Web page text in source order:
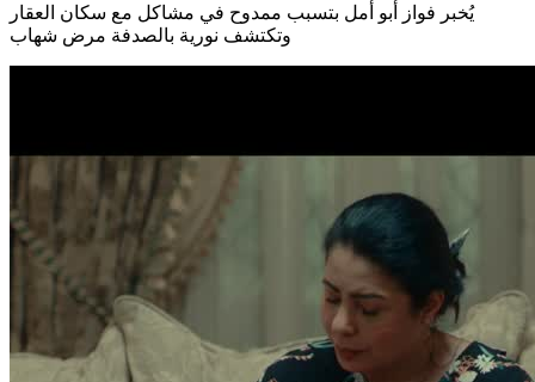
يُخبر فواز أبو أمل بتسبب ممدوح في مشاكل مع سكان العقار
وتكتشف نورية بالصدفة مرض شهاب